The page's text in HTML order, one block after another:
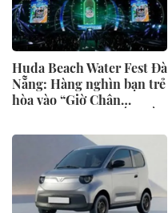
Huda Beach Water Fest Đà
Nẵng: Hàng nghìn bạn trẻ
hòa vào “Giờ Chân
Trung